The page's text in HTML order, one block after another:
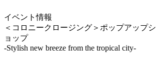
イベント情報
＜コロニークロージング＞ポップアップシ
ョップ
-Stylish new breeze from the tropical city-